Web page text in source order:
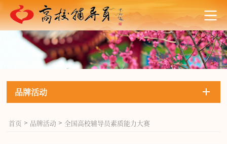
品牌活动
首页 > 品牌活动 > 全国高校辅导员素质能力大赛